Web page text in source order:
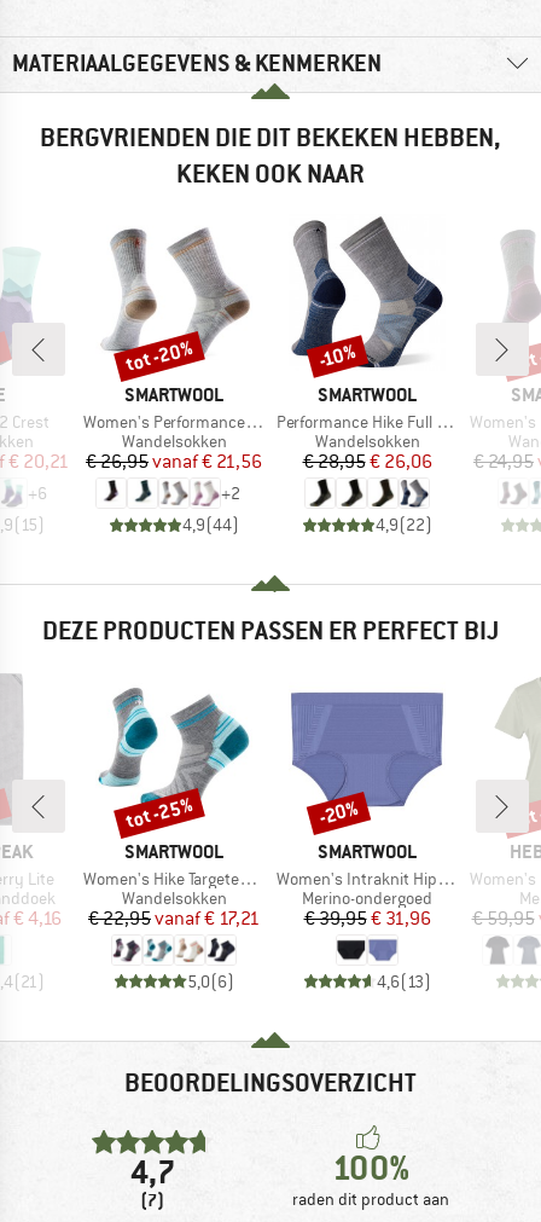
MATERIAALGEGEVENS & KENMERKEN
BERGVRIENDEN DIE DIT BEKEKEN HEBBEN,
KEKEN OOK NAAR
Crest
prijs
€ 20,21
+6
( 15)
MERK
SMARTWOOL
Artikel
Women's Performance Hike Light Cushion Crew
Productgroep
Wandelsokken
Prijs
€ 26,95 Verlaagde prijs
vanaf€ 21,56
+2
4,9(44)
Korting
tot -20%
MERK
SMARTWOOL
Artikel
Performance Hike Full Cushion Crew
Productgroep
Wandelsokken
Prijs
€ 28,95Verlaagde prijs
€ 26,06
4,9(22)
Korting
-10%
Artikel
Women's Hike
€ 24,95
DEZE PRODUCTEN PASSEN ER PERFECT BIJ
Lite
prijs
€ 4,16
(21 )
MERK
SMARTWOOL
Artikel
Women's Hike Targeted Cushion Ankle Socks
Productgroep
Wandelsokken
Prijs
€ 22,95 Verlaagde prijs
vanaf€ 17,21
5,0(6)
Korting
tot -25%
MERK
SMARTWOOL
Artikel
Women's Intraknit Hipster Boxed
Productgroep
Merino-ondergoed
Prijs
€ 39,95Verlaagde prijs
€ 31,96
4,6(13)
Korting
-20%
Artikel
Women's
€ 59,95
BEOORDELINGSOVERZICHT
4,7
(7)
100%
raden dit product aan